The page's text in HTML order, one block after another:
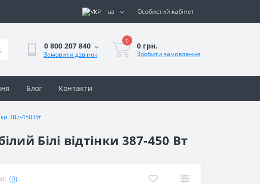
ua Особистий кабінет
0 800 207 840
Замовити дзвінок
0
0 грн.
Зробити замовлення
Блог Контакти
387-450 Вт
Білі відтінки 387-450 Вт
(0)